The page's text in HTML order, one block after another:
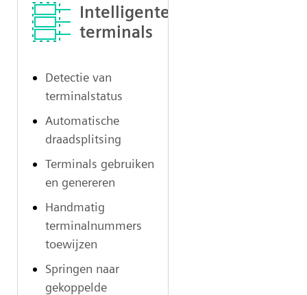
Intelligente
terminals
Detectie van
terminalstatus
Automatische
draadsplitsing
Terminals gebruiken
en genereren
Handmatig
terminalnummers
toewijzen
Springen naar
gekoppelde